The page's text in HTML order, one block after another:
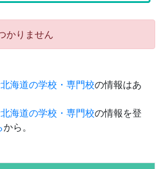
かりません
北海道の学校・専門校の情報はあ
北海道の学校・専門校の情報を登
から。